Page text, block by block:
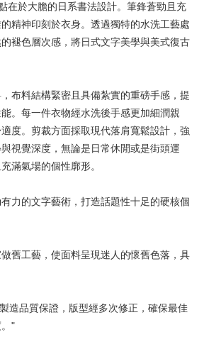
いて
金後払いを選択すると、携帯電話認証ウィンド
続を進めてください。
は不要です。商品はご指定の住所に配送されま
帯に支払い通知のSMSが届きます。アプリ会員
ッシュ通知が届きます。
いは不要です。商品を確かめてから、SMSまた
4大コンビニ、またはATM/オンラインバンキン
日以内ですので、ご注意ください。AFTEE アプ
会員になるとお支払い期限を最長 45 日以内
以上で送料無料
在於大膽的日系書法設計。筆鋒蒼勁且充
精神印刻於衣身。透過獨特的水洗工藝處
褪色層次感，將日式文字美學與美式復古
布料結構緊密且具備紮實的重磅手感，提
。每一件衣物經水洗後手感更加細潤親
度。剪裁方面採取現代落肩寬鬆設計，強
視覺深度，無論是日常休閒或是街頭運
滿氣場的個性廓形。
力的文字藝術，打造話題性十足的硬核個
舊工藝，使面料呈現迷人的懷舊色落，具
造品質保證，版型經多次修正，確保最佳
"